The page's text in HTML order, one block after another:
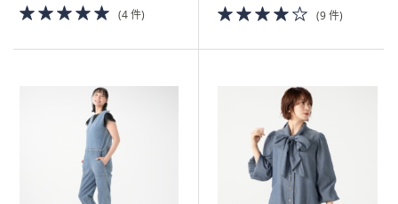
5.0
of
(4 件)
4.0
of
(9 件)